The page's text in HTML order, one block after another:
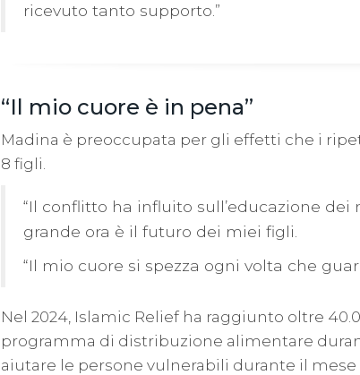
ricevuto tanto supporto.”
“Il mio cuore è in pena”
Madina è preoccupata per gli effetti che i
8 figli.
“Il conflitto ha influito sull’educazione
grande ora è il futuro dei miei figli.
“Il mio cuore si spezza ogni volta che
Nel 2024, Islamic Relief ha raggiunto oltre
programma di distribuzione alimentare
aiutare le persone vulnerabili durante il mese